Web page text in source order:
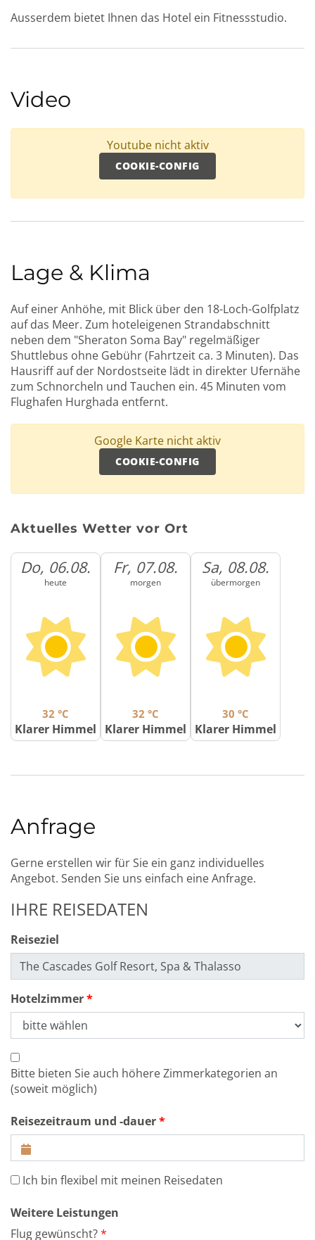
Ausserdem bietet Ihnen das Hotel ein Fitnessstudio.
Video
Youtube nicht aktiv
COOKIE-CONFIG
Lage & Klima
Auf einer Anhöhe, mit Blick über den 18-Loch-Golfplatz
auf das Meer. Zum hoteleigenen Strandabschnitt
neben dem "Sheraton Soma Bay" regelmäßiger
Shuttlebus ohne Gebühr (Fahrtzeit ca. 3 Minuten). Das
Hausriff auf der Nordostseite lädt in direkter Ufernähe
zum Schnorcheln und Tauchen ein. 45 Minuten vom
Flughafen Hurghada entfernt.
Google Karte nicht aktiv
COOKIE-CONFIG
Aktuelles Wetter vor Ort
Do, 06.08.
heute
32 °C
Klarer Himmel
Fr, 07.08.
morgen
32 °C
Klarer Himmel
Sa, 08.08.
übermorgen
30 °C
Klarer Himmel
Anfrage
Gerne erstellen wir für Sie ein ganz individuelles
Angebot. Senden Sie uns einfach eine Anfrage.
IHRE REISEDATEN
Reiseziel
Hotelzimmer
Bitte bieten Sie auch höhere Zimmerkategorien an
(soweit möglich)
Reisezeitraum und -dauer
Ich bin flexibel mit meinen Reisedaten
Weitere Leistungen
Flug gewünscht?